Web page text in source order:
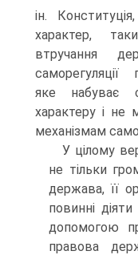
ін.
характер,
втручання
саморегуляції
яке набуває
характеру і не
механізмам
У цілому
не тільки
держава, її
повинні
допомогою
правова